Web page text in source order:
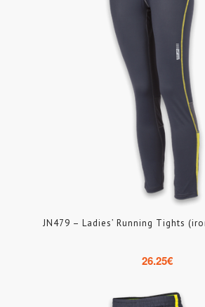
JN479 – Ladies’ Running Tights
26.25€